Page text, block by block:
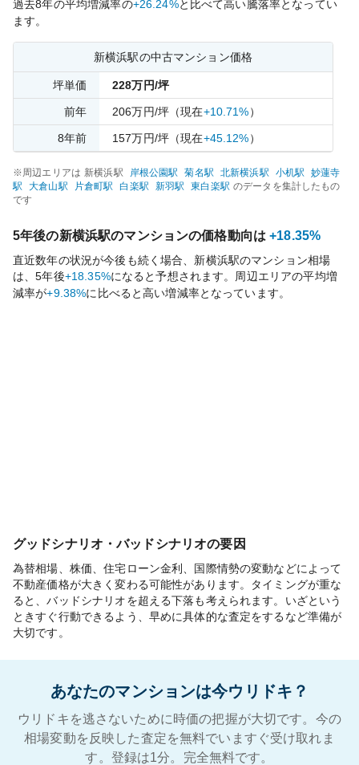
過去8年の平均増減率の+26.24%と比べて高い騰落率となってい
ます。
新横浜駅の中古マンション価格
坪単価 228万円/坪
前年 206万円/坪 （現在+10.71%）
8年前 157万円/坪 （現在+45.12%）
※周辺エリアは 新横浜駅 岸根公園駅 菊名駅 北新横浜駅 小机駅
妙蓮寺
駅
大倉山駅 片倉町駅 白楽駅 新羽駅 東白楽駅 のデータを集計したもの
です
5年後の新横浜駅のマンションの価格動向は +18.35%
直近数年の状況が今後も続く場合、 新横浜駅のマンション相場
は、5年後+18.35%になると予想されます。周辺エリアの平均増
減率が+9.38%に比べると高い増減率となっています。
グッドシナリオ・バッドシナリオの要因
為替相場、株価、住宅ローン金利、国際情勢の変動などによって
不動産価格が大きく変わる可能性があります。タイミングが重な
ると、バッドシナリオを超える下落も考えられます。いざという
ときすぐ行動できるよう、早めに具体的な査定をするなど準備が
大切です。
あなたのマンションは今ウリドキ？
ウリドキを逃さないために時価の把握が大切です。今の
相場変動を反映した査定を無料でいますぐ受け取れま
す。登録は1分。完全無料です。